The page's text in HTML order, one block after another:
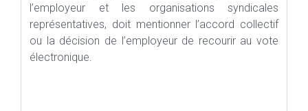
l’employeur et les organisations syndicales
représentatives, doit mentionner l’accord collectif
ou la décision de l’employeur de recourir au vote
électronique.